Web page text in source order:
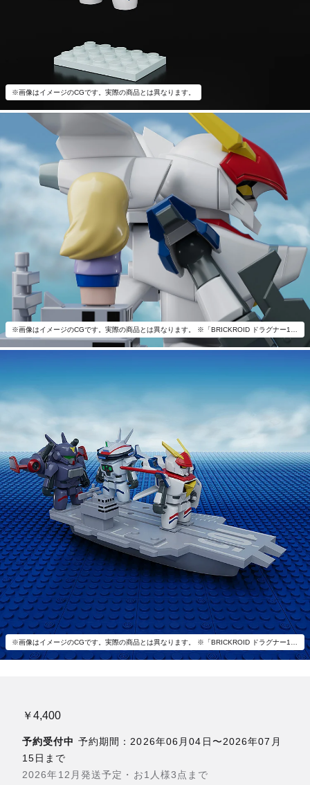
※画像はイメージのCGです。実際の商品とは異なります。
※画像はイメージのCGです。実際の商品とは異なります。 ※「BRICKROID ドラグナー1(Opening ver.)＆空母セット」以外は付属いたしません。
※画像はイメージのCGです。実際の商品とは異なります。 ※「BRICKROID ドラグナー1(Opening ver.)＆空母セット」以外は付属いたしません。
￥4,400
予約受付中 予約期間：2026年06月04日〜2026年07月
15日まで
2026年12月発送予定・お1人様3点まで